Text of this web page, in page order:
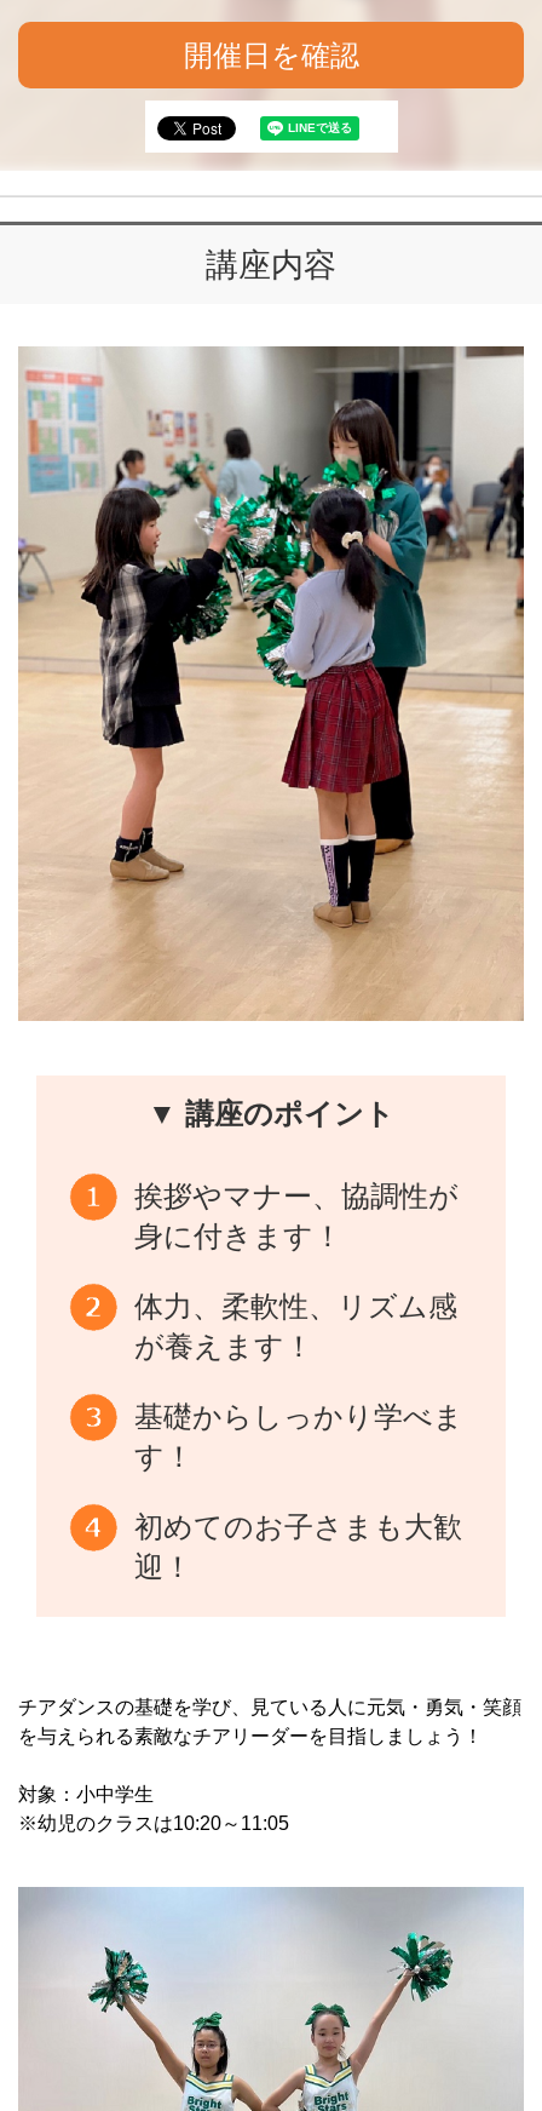
開催日を確認
講座内容
▼ 講座のポイント
挨拶やマナー、協調性が
身に付きます！
体力、柔軟性、リズム感
が養えます！
基礎からしっかり学べま
す！
初めてのお子さまも大歓
迎！
チアダンスの基礎を学び、見ている人に元気・勇気・笑顔
を与えられる素敵なチアリーダーを目指しましょう！
対象：小中学生
※幼児のクラスは10:20～11:05